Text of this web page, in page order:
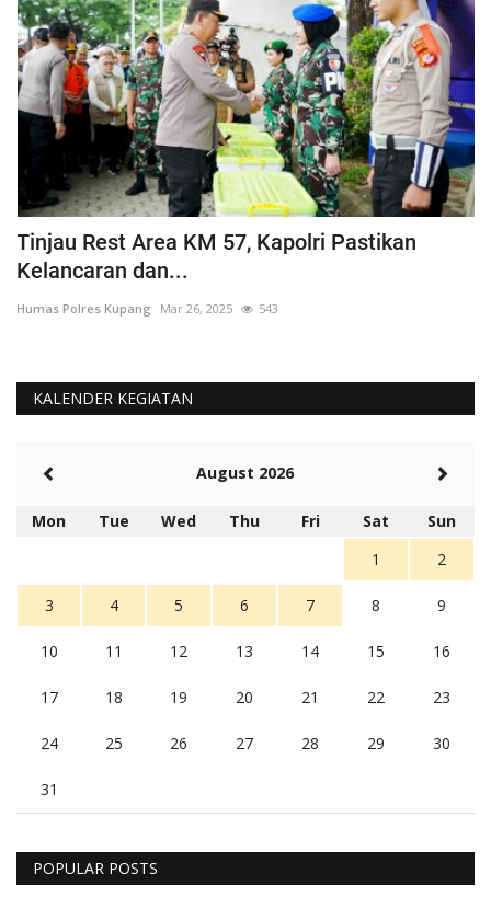
Tinjau Rest Area KM 57, Kapolri Pastikan
Kelancaran dan...
Humas Polres Kupang Mar 26, 2025 543
KALENDER KEGIATAN
August 2026
Mon Tue Wed Thu Fri Sat
Sun
1
2
3 4 5 6 7 8 9
10 11 12 13 14 15 16
17 18 19 20 21 22 23
24 25 26 27 28 29 30
31
POPULAR POSTS